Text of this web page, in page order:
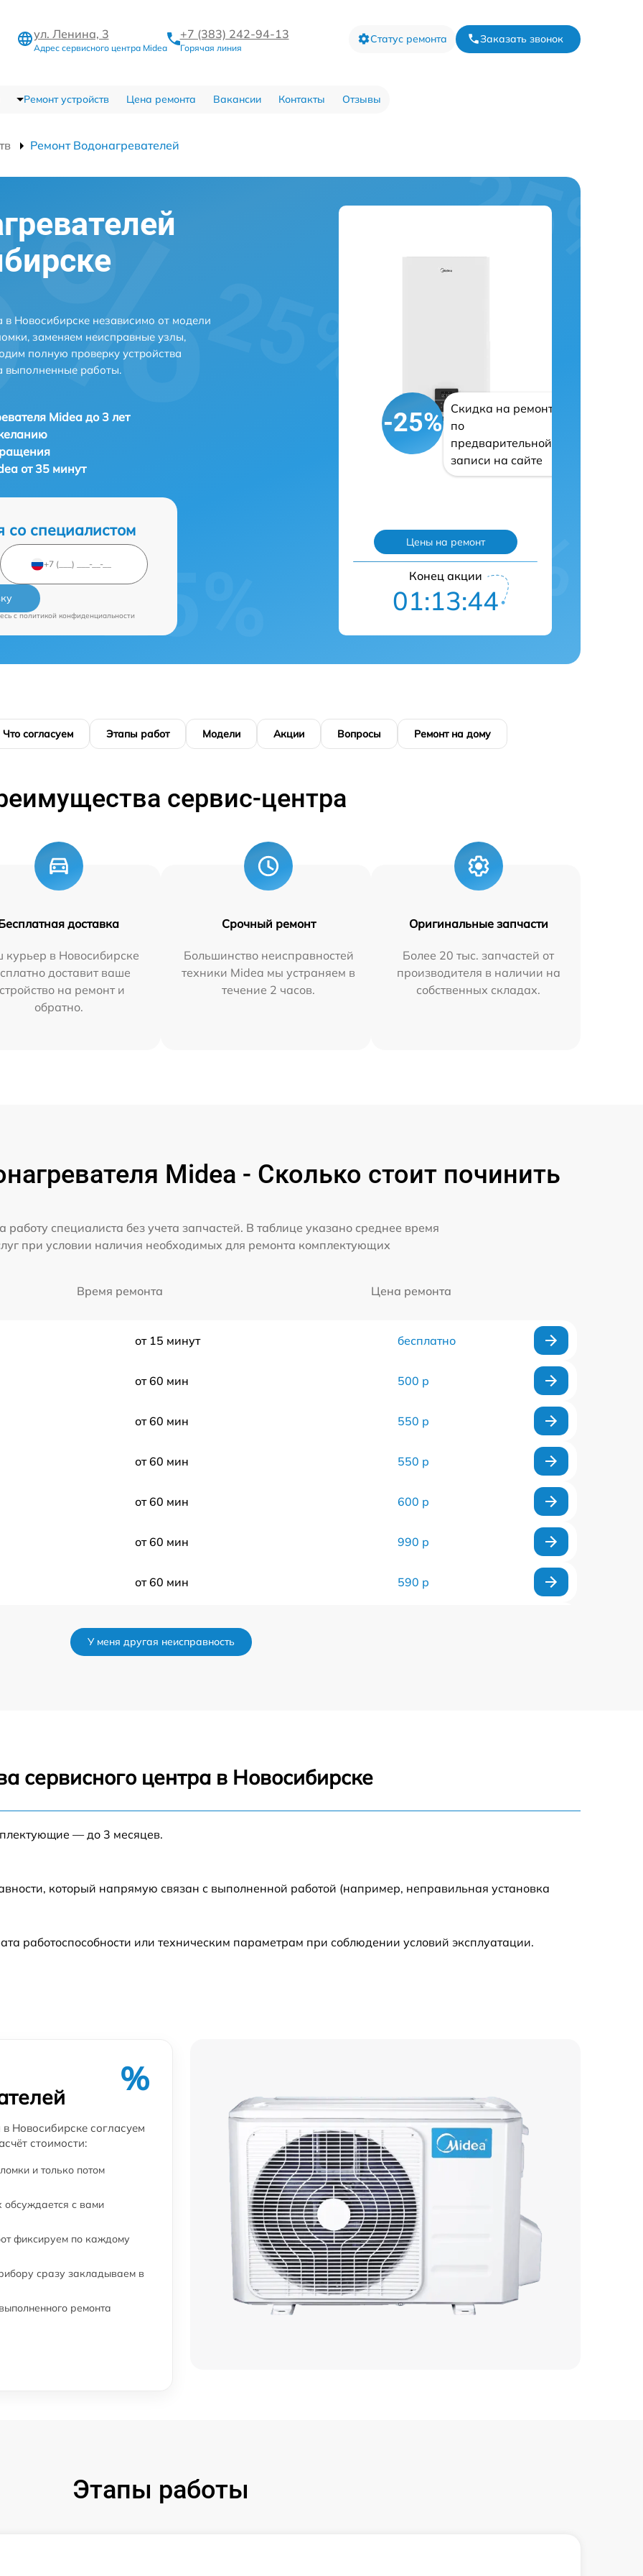
ул. Ленина, 3
Адрес сервисного центра Midea
+7 (383) 242-94-13
Горячая линия
Статус ремонта Заказать звонок
Ремонт устройств Цена ремонта Вакансии Контакты Отзывы
Ремонт Водонагревателей
Новосибирске независимо от модели
заменяем неисправные узлы,
полную проверку устройства
выполненные работы.
Midea до 3 лет
от 35 минут
со специалистом
cполитикой конфиденциальности
-25%
Скидка на ремонт
по
предварительной
записи на сайте
Цены на ремонт
Конец акции
01:13:43
Что согласуем Этапы работ Модели Акции Вопросы Ремонт на дому
сервис-центра
доставка
курьер в Новосибирске
доставит ваше
на ремонт и
обратно.
Срочный ремонт
Большинство неисправностей
техники Midea мы устраняем в
течение 2 часов.
Оригинальные запчасти
Более 20 тыс. запчастей от
производителя в наличии на
собственных складах.
Midea - Сколько стоит починить
работу специалиста без учета запчастей. В таблице указано среднее время
при условии наличия необходимых для ремонта комплектующих
Время ремонта Цена ремонта
от 15 минут бесплатно
от 60 мин 500 р
от 60 мин 550 р
от 60 мин 550 р
от 60 мин 600 р
от 60 мин 990 р
от 60 мин 590 р
от 60 мин
от 60 мин 749 р
от 60 мин
600 р
2800 р
У меня другая неисправность
сервисного центра в Новосибирске
— до 3 месяцев.
который напрямую связан с выполненной работой (например, неправильная установка
работоспособности или техническим параметрам при соблюдении условий эксплуатации.
%
Новосибирске согласуем
стоимости:
и только потом
обсуждается с вами
фиксируем по каждому
сразу закладываем в
ремонта
Этапы работы